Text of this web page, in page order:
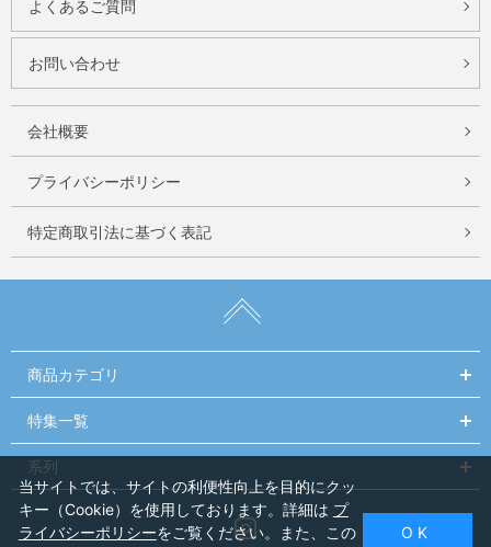
よくあるご質問
お問い合わせ
会社概要
プライバシーポリシー
特定商取引法に基づく表記
商品カテゴリ
特集一覧
系列
Instagram
当サイトでは、サイトの利便性向上を目的にクッ
キー（Cookie）を使用しております。詳細は プ
ライバシーポリシーをご覧ください。また、この
O K